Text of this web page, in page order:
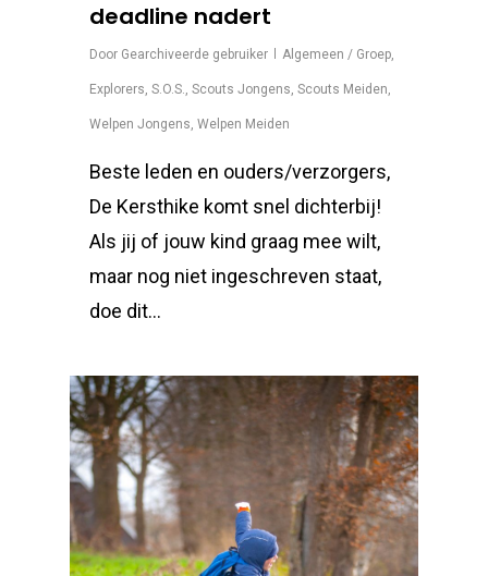
deadline nadert
Door Gearchiveerde gebruiker Algemeen / Groep,
Explorers, S.O.S., Scouts Jongens, Scouts Meiden,
Welpen Jongens, Welpen Meiden
Beste leden en ouders/verzorgers,
De Kersthike komt snel dichterbij!
Als jij of jouw kind graag mee wilt,
maar nog niet ingeschreven staat,
doe dit…